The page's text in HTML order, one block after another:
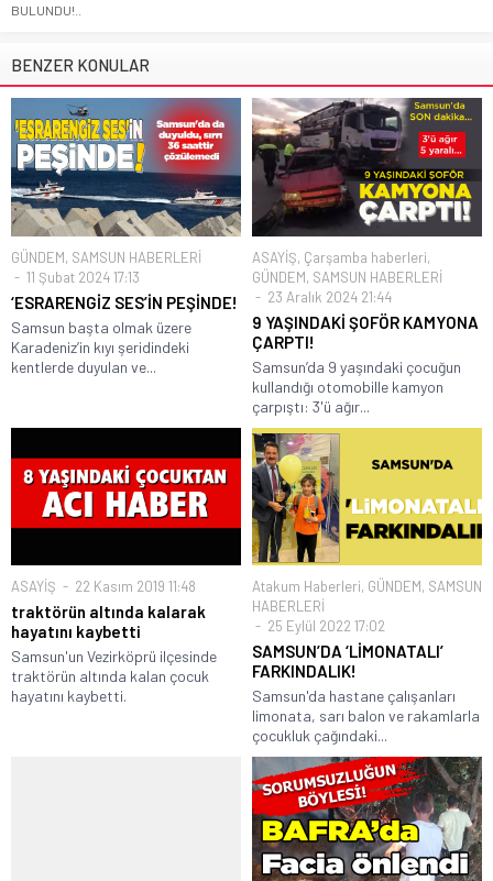
BULUNDU!..
BENZER KONULAR
GÜNDEM, SAMSUN HABERLERİ
11 Şubat 2024 17:13
‘ESRARENGİZ SES’İN PEŞİNDE!
Samsun başta olmak üzere
Karadeniz’in kıyı şeridindeki
kentlerde duyulan ve...
ASAYİŞ, Çarşamba haberleri,
GÜNDEM, SAMSUN HABERLERİ
23 Aralık 2024 21:44
9 YAŞINDAKİ ŞOFÖR KAMYONA
ÇARPTI!
Samsun’da 9 yaşındaki çocuğun
kullandığı otomobille kamyon
çarpıştı: 3'ü ağır...
ASAYİŞ 22 Kasım 2019 11:48
traktörün altında kalarak
hayatını kaybetti
Samsun'un Vezirköprü ilçesinde
traktörün altında kalan çocuk
hayatını kaybetti.
Atakum Haberleri, GÜNDEM, SAMSUN
HABERLERİ
25 Eylül 2022 17:02
SAMSUN’DA ‘LİMONATALI’
FARKINDALIK!
Samsun'da hastane çalışanları
limonata, sarı balon ve rakamlarla
çocukluk çağındaki...